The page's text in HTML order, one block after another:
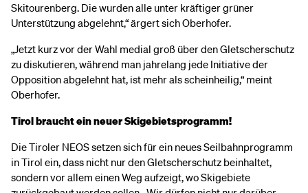
Skitourenberg. Die wurden alle unter kräftiger grüner
Unterstützung abgelehnt,“ ärgert sich Oberhofer.
„Jetzt kurz vor der Wahl medial groß über den Gletscherschutz
zu diskutieren, während man jahrelang jede Initiative der
Opposition abgelehnt hat, ist mehr als scheinheilig,“ meint
Oberhofer.
Tirol braucht ein neuer Skigebietsprogramm!
Die Tiroler NEOS setzen sich für ein neues Seilbahnprogramm
in Tirol ein, dass nicht nur den Gletscherschutz beinhaltet,
sondern vor allem einen Weg aufzeigt, wo Skigebiete